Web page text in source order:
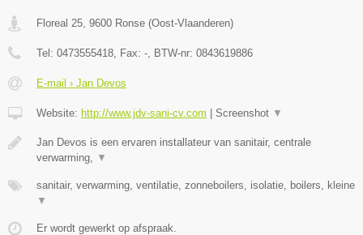
Floreal 25 9600 Ronse (Oost-Vlaanderen)
Tel: 0473555418 , Fax: - , BTW-nr: 0843619886
E-mail › Jan Devos
Website: http://www.jdv-sani-cv.com Screenshot ▼
Jan Devos is een ervaren installateur van sanitair, centrale
verwarming,
▼
sanitair, verwarming, ventilatie, zonneboilers, isolatie, boilers, kleine
▼
Er wordt gewerkt op afspraak.